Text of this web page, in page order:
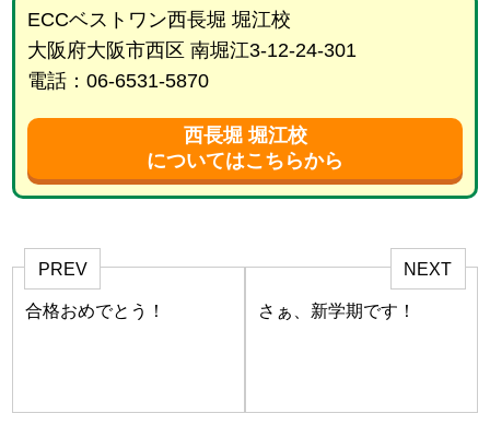
ECCベストワン西長堀 堀江校
大阪府大阪市西区 南堀江3-12-24-301
電話：06-6531-5870
西長堀 堀江校
についてはこちらから
PREV
合格おめでとう！
NEXT
さぁ、新学期です！